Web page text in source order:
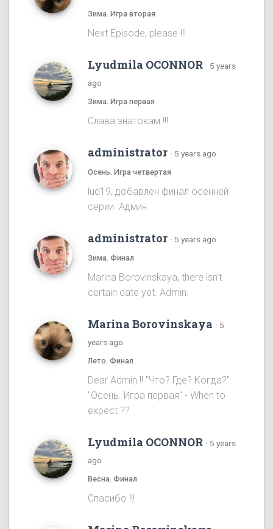
Зима. Игра вторая
Next Episode, please !!!
Lyudmila OCONNOR · 5 years
ago
Зима. Игра первая
Cлава знатокам !!!
administrator · 5 years ago
Осень. Игра четвертая
lud19, добавлен финал осенней
серии. Админ.
administrator · 5 years ago
Зима. Финал
Marina Borovinskaya, there isn't
certain date yet. Admin.
Marina Borovinskaya · 5
years ago
Лето. Финал
Dear Admin !! "Что? Где? Когда?"
"Осень. Игра первая" - When to
expect ??
Lyudmila OCONNOR · 5 years
ago
Весна. Финал
Спасибо !!!